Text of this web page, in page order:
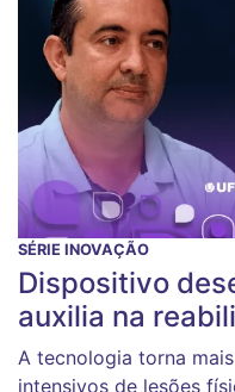
SÉRIE INOVAÇÃO
Dispositivo
auxilia na
A tecnologia torna
intensivos de lesões